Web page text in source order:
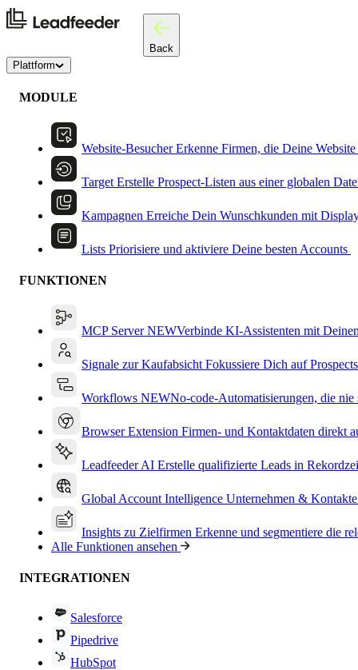
Back
Plattform
MODULE
Website-BesucherErkenne Firmen, die Deine Website
Target Erstelle Prospect-Listen aus einer globalen
Kampagnen Erreiche Dein Wunschkunden mit
Lists Priorisiere und aktiviere Deine besten Accounts
FUNKTIONEN
MCP ServerNEWVerbinde KI-Assistenten mit
Signale zur Kaufabsicht Fokussiere Dich auf
Workflows NEWNo-code-Automatisierungen, die nie
Browser Extension Firmen- und Kontaktdaten direkt
Leadfeeder AI Erstelle qualifizierte Leads in
Global Account Intelligence Unternehmen &
Insights zu Zielfirmen Erkenne und segmentiere die
Alle Funktionen ansehen
INTEGRATIONEN
Salesforce
Pipedrive
HubSpot